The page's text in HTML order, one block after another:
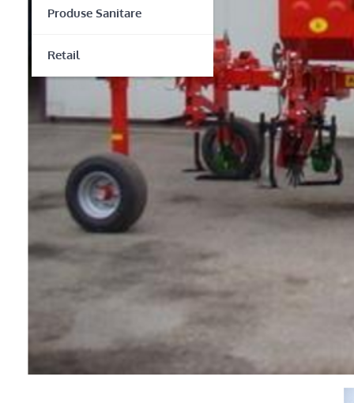
Produse Sanitare
Retail